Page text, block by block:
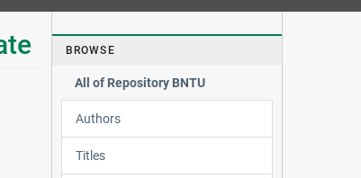
BROWSE
All of Repository BNTU
Authors
Titles